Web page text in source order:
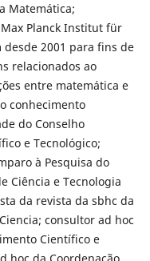
Matemática;
Planck Institut für
2001 para fins de
relacionados ao
entre matemática e
conhecimento
do Conselho
e Tecnológico;
à Pesquisa do
Ciência e Tecnologia
da revista da sbhc da
consultor ad hoc
Científico e